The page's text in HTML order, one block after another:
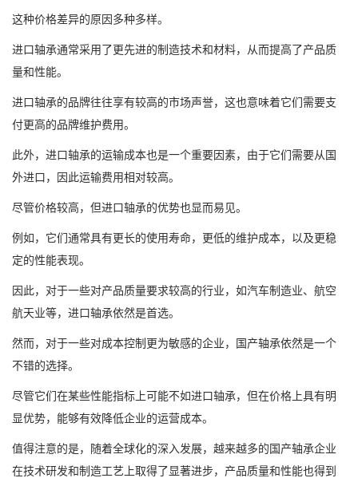
这种价格差异的原因多种多样。
进口轴承通常采用了更先进的制造技术和材料，从而提高了产品质
量和性能。
进口轴承的品牌往往享有较高的市场声誉，这也意味着它们需要支
付更高的品牌维护费用。
此外，进口轴承的运输成本也是一个重要因素，由于它们需要从国
外进口，因此运输费用相对较高。
尽管价格较高，但进口轴承的优势也显而易见。
例如，它们通常具有更长的使用寿命，更低的维护成本，以及更稳
定的性能表现。
因此，对于一些对产品质量要求较高的行业，如汽车制造业、航空
航天业等，进口轴承依然是首选。
然而，对于一些对成本控制更为敏感的企业，国产轴承依然是一个
不错的选择。
尽管它们在某些性能指标上可能不如进口轴承，但在价格上具有明
显优势，能够有效降低企业的运营成本。
值得注意的是，随着全球化的深入发展，越来越多的国产轴承企业
在技术研发和制造工艺上取得了显著进步，产品质量和性能也得到